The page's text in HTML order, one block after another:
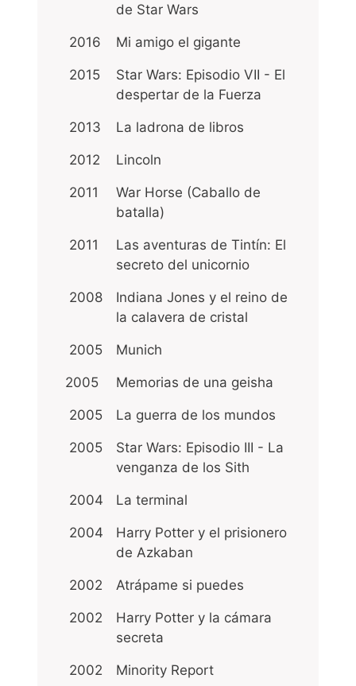
de Star Wars
2016 Mi amigo el gigante
2015
Star Wars: Episodio VII - El
despertar de la Fuerza
2013 La ladrona de libros
2012 Lincoln
2011
War Horse (Caballo de
batalla)
2011
Las aventuras de Tintín: El
secreto del unicornio
2008
Indiana Jones y el reino de
la calavera de cristal
2005 Munich
2005 Memorias de una geisha
2005 La guerra de los mundos
2005
Star Wars: Episodio III - La
venganza de los Sith
2004 La terminal
2004
Harry Potter y el prisionero
de Azkaban
2002 Atrápame si puedes
2002
Harry Potter y la cámara
secreta
2002 Minority Report